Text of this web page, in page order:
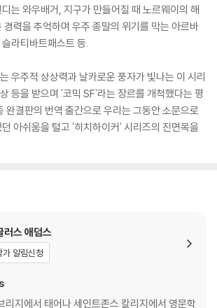
는 와우배거, 지구가 만들어질 때 노르웨이의 해
경력을 추억하며 우주 종말의 위기를 막는 아르바
라티바트패스트 등.
우주적 상상력과 날카로운 풍자가 빛나는 이 시리
등을 받으며 '코믹 SF'라는 장르를 개척했다는 평
완결판의 번역 출간으로 우리는 그동안 소문으로
아쉬움을 털고 '히치하이커' 시리즈의 진면목을
러스 애덤스
가 알림신청
리지에서 태어나 세인트존스 칼리지에서 영문학